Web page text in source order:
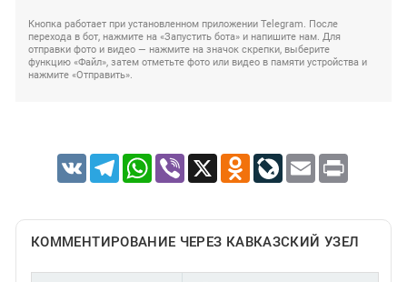
Кнопка работает при установленном приложении Telegram. После
перехода в бот, нажмите на «Запустить бота» и напишите нам. Для
отправки фото и видео — нажмите на значок скрепки, выберите
функцию «Файл», затем отметьте фото или видео в памяти устройства и
нажмите «Отправить».
VK TelegramWhatsApp
Viber X Odnoklassniki
LiveJournal
Email Print
КОММЕНТИРОВАНИЕ ЧЕРЕЗ КАВКАЗСКИЙ УЗЕЛ